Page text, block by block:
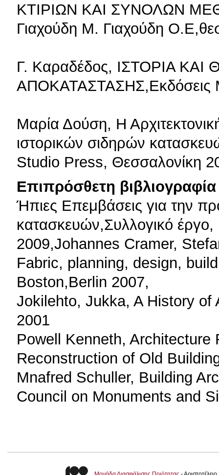
ΚΤΙΡΙΩΝ ΚΑΙ ΣΥΝΟΛΩΝ
Γιαχούδη Μ. Γιαχούδη
Γ. Καραδέδος, ΙΣΤΟΡΙΑ ΚΑΙ
ΑΠΟΚΑΤΑΣΤΑΣΗΣ,Εκδόσεις
Μαρία Δούση, Η
ιστορικών σιδηρών
Studio Press, Θεσσαλονίκη
Επιπρόσθετη βιβλιογραφία
Ήπιες Επεμβάσεις για την
κατασκευών,Συλλογικό
2009,Johannes Cramer,
Fabric, planning, design,
Boston,Berlin 2007,
Jokilehto, Jukka, A History
2001
Powell Kenneth, Architecture
Reconstruction of Old
Mnafred Schuller, Building
Council on Monuments and